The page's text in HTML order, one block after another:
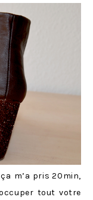
m’a pris 20min,
tout votre